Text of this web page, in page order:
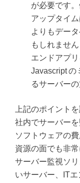
が必要です
アップタイ
よりもデー
もしれませ
エンドアプ
Javascript の
るサーバー
上記のポイント
社内でサーバー
ソフトウェアの
資源の面でも非
サーバー監視ソ
いサーバー、IT